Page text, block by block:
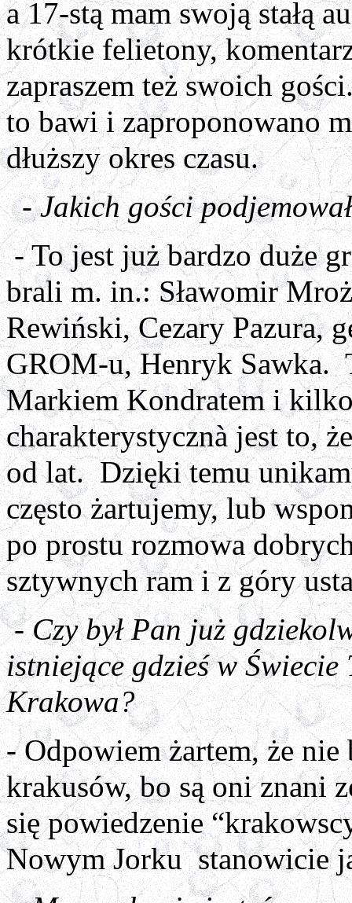
a 17-stą mam swoją stałą
krótkie felietony,
zapraszem też swoich
to bawi i zaproponowano
dłuższy okres czasu.
- Jakich gości
- To jest już bardzo duże
brali m. in.: Sławomir
Rewiński, Cezary Pazura,
GROM-u, Henryk Sawka.
Markiem Kondratem i
charakterystycznà jest to,
od lat. Dzięki temu
często żartujemy, lub
po prostu rozmowa
sztywnych ram i z góry
- Czy był Pan już
istniejące gdzieś w Świecie
Krakowa?
- Odpowiem żartem, że nie
krakusów, bo są oni znani
się powiedzenie
Nowym Jorku stanowicie